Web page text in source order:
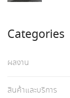
Categories
ผลงาน
สินค้าและบริการ